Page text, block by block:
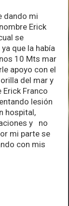
dando mi
Erick
se
que la había
10 Mts mar
apoyo con el
del mar y
Franco
lesión
hospital,
y no
mi parte se
con mis